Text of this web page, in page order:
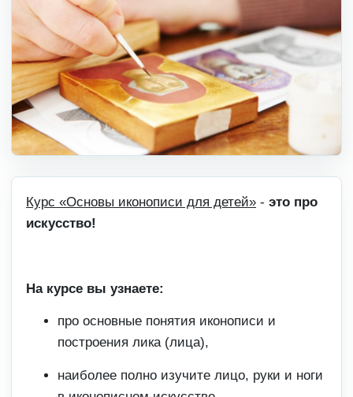
Курс «Основы иконописи для детей» - это про
искусство!
На курсе вы узнаете:
про основные понятия иконописи и
построения лика (лица),
наиболее полно изучите лицо, руки и ноги